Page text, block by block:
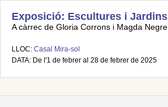
Exposició: Escultures i Jardins
A càrrec de Gloria Corrons i Magda Negre
LLOC: Casal Mira-sol
DATA: De l'1 de febrer al 28 de febrer de 2025